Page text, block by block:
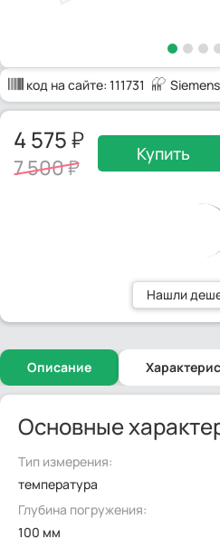
код на сайте: 111731 Siemens
4 575
7 500
Купить
Нашли
Описание
Основные
Тип измерения:
температура
Глубина погружения:
100 мм